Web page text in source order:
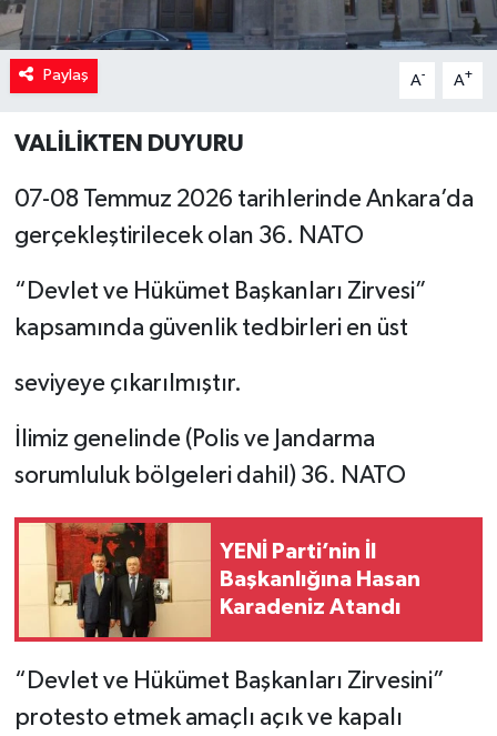
Paylaş A- A+
VALİLİKTEN DUYURU
07-08 Temmuz 2026 tarihlerinde Ankara’da
gerçekleştirilecek olan 36. NATO
“Devlet ve Hükümet Başkanları Zirvesi”
kapsamında güvenlik tedbirleri en üst
seviyeye çıkarılmıştır.
İlimiz genelinde (Polis ve Jandarma
sorumluluk bölgeleri dahil) 36. NATO
YENİ Parti’nin İl
Başkanlığına Hasan
Karadeniz Atandı
“Devlet ve Hükümet Başkanları Zirvesini”
protesto etmek amaçlı açık ve kapalı